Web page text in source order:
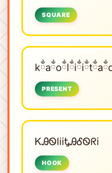
SQUARE
PRESENT
ᏦᎯᏫliiᎿᎯᎴᏫᖇi
HOOK